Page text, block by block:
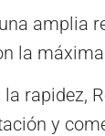
amplia
la
rapidez,
y